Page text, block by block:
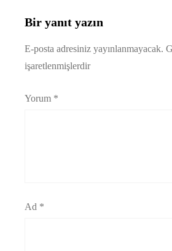
Bir yanıt yazın
E-posta adresiniz yayınlanmayacak.
işaretlenmişlerdir
Yorum *
Ad *